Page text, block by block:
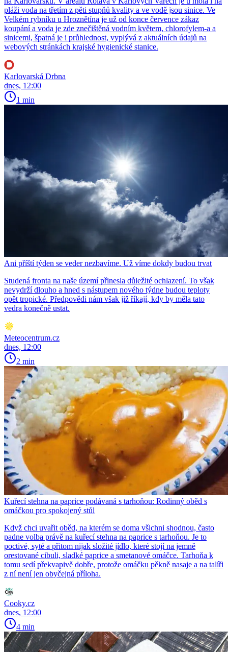
pláži voda na třetím z pěti stupňů kvality a ve vodě jsou sinice. Ve
Velkém rybníku u Hroznětína je už od konce července zákaz
koupání a voda je zde znečištěná vodním květem, chlorofylem-a a
sinicemi, špatná je i průhlednost, vyplývá z aktuálních údajů na
webových stránkách krajské hygienické stanice.
Karlovarská Drbna
dnes, 12:00
1 min
Ani příští týden se veder nezbavíme. Už víme dokdy budou trvat
Studená fronta na naše území přinesla důležité ochlazení. To však
nevydrží dlouho a hned s nástupem nového týdne budou teploty
opět tropické. Předpovědi nám však již říkají, kdy by měla tato
vedra konečně ustat.
Meteocentrum.cz
dnes, 12:00
2 min
Kuřecí stehna na paprice podávaná s tarhoňou: Rodinný oběd s
omáčkou pro spokojený stůl
Když chci uvařit oběd, na kterém se doma všichni shodnou, často
padne volba právě na kuřecí stehna na paprice s tarhoňou. Je to
poctivé, syté a přitom nijak složité jídlo, které stojí na jemně
orestované cibuli, sladké paprice a smetanové omáčce. Tarhoňa k
tomu sedí překvapivě dobře, protože omáčku pěkně nasaje a na talíři
z ní není jen obyčejná příloha.
Cooky.cz
dnes, 12:00
4 min